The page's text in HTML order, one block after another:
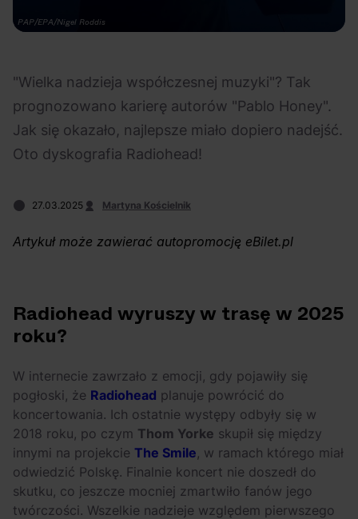
06.08.2026
Chivasa?
eBilet
inicjatywą eBilet
jednoczącą fanów
Festiwal
OFF Festival 2026 –
nocne koncerty
warte uwagi!
High Five: pięć
najciekawszych
wydarzeń w polskim
rapie [czerwiec i
lipiec 2026]
Fot. PAP/EPA/Nigel Roddis
"Wielka nadzieja współczesnej muzyki"? Tak
prognozowano karierę autorów "Pablo Honey".
Jak się okazało, najlepsze miało dopiero nadejść.
Oto dyskografia Radiohead!
27.03.2025 Martyna Kościelnik
Artykuł może zawierać autopromocję eBilet.pl
Radiohead wyruszy w trasę w 2025
roku?
W internecie zawrzało z emocji, gdy pojawiły się
pogłoski, że Radiohead planuje powrócić do
koncertowania. Ich ostatnie występy odbyły się w
2018 roku, po czym Thom Yorke skupił się między
innymi na projekcie The Smile, w ramach którego miał
odwiedzić Polskę. Finalnie koncert nie doszedł do
skutku, co jeszcze mocniej zmartwiło fanów jego
twórczości. Wszelkie nadzieje względem pierwszego